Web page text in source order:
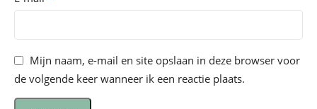
Mijn naam, e-mail en site opslaan in deze browser voor
de volgende keer wanneer ik een reactie plaats.